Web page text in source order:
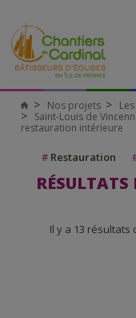
Nos projets
Saint-Louis de
restauration intérieure
#Restauration
RÉSULTATS
Il y a 13